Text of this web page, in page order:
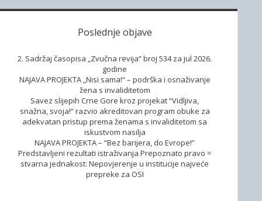
a
Poslednje objave
2. Sadržaj časopisa „Zvučna revija“ broj 534 za jul 2026.
godine
NAJAVA PROJEKTA „Nisi sama!“ – podrška i osnaživanje
žena s invaliditetom
Savez slijepih Crne Gore kroz projekat “Vidljiva,
snažna, svoja!” razvio akreditovan program obuke za
adekvatan pristup prema ženama s invaliditetom sa
iskustvom nasilja
NAJAVA PROJEKTA – “Bez barijera, do Evrope!”
Predstavljeni rezultati istraživanja Prepoznato pravo =
stvarna jednakost: Nepovjerenje u institucije najveće
prepreke za OSI